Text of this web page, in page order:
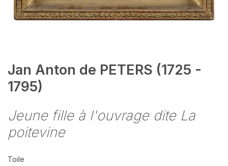
Jan Anton de PETERS (1725 -
1795)
Jeune fille à l'ouvrage dite La
poitevine
Toile